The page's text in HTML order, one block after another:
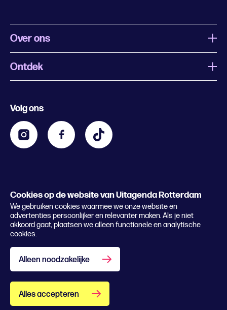
Cookies op de website van Uitagenda Rotterdam
We gebruiken cookies waarmee we onze website en
advertenties persoonlijker en relevanter maken. Als je niet
akkoord gaat, plaatsen we alleen functionele en analytische
cookies.
Alleen noodzakelijke
Alles accepteren
Over ons
Wat is Uitagenda Rotterdam
Contact
Zakelijk
Lees het magazine
Ontdek
Kids
Volg ons
© 2026 Rotterdam Festivals